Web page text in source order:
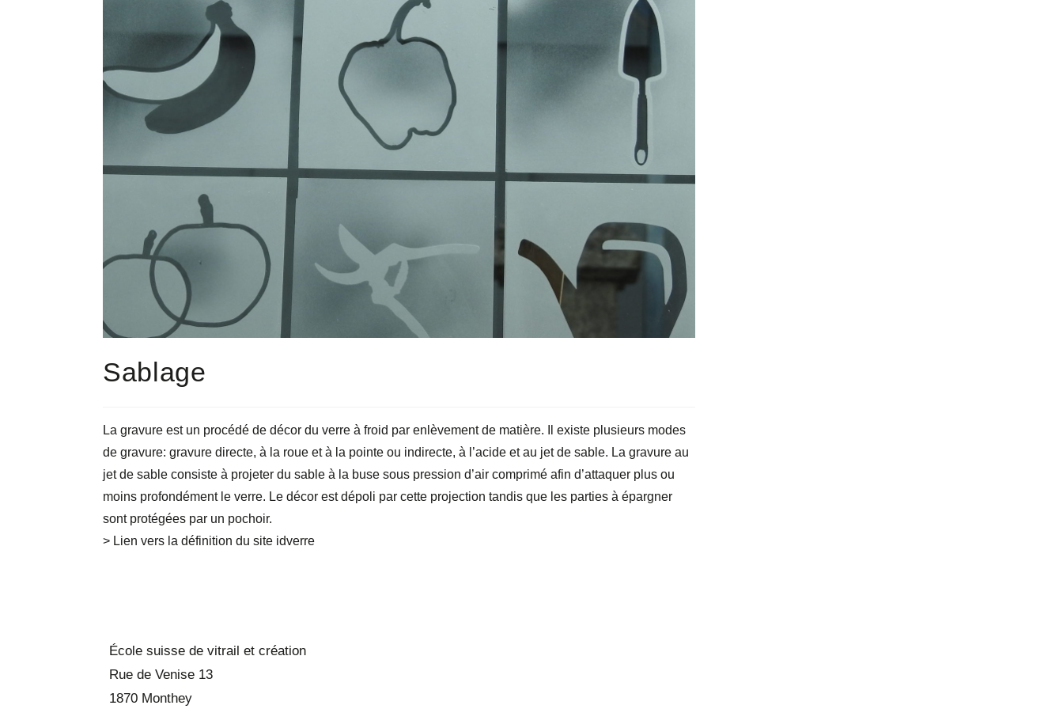
Sablage
La gravure est un procédé de décor du verre à froid par enlèvement de matière. Il existe plusieurs modes
de gravure: gravure directe, à la roue et à la pointe ou indirecte, à l’acide et au jet de sable. La gravure au
jet de sable consiste à projeter du sable à la buse sous pression d’air comprimé afin d’attaquer plus ou
moins profondément le verre. Le décor est dépoli par cette projection tandis que les parties à épargner
sont protégées par un pochoir.
> Lien vers la définition du site idverre
École suisse de vitrail et création
Rue de Venise 13
1870 Monthey